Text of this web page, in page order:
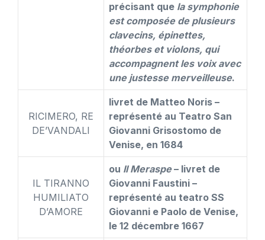
précisant que la symphonie
est composée de plusieurs
clavecins, épinettes,
théorbes et violons, qui
accompagnent les voix avec
une justesse merveilleuse.
RICIMERO, RE
DE’VANDALI
livret de Matteo Noris –
représenté au Teatro San
Giovanni Grisostomo de
Venise, en 1684
IL TIRANNO
HUMILIATO
D’AMORE
ou Il Meraspe– livret de
Giovanni Faustini –
représenté au teatro SS
Giovanni e Paolo de Venise,
le 12 décembre 1667